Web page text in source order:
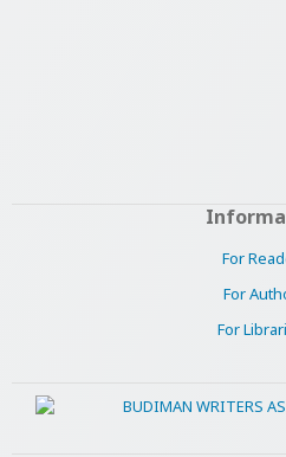
For
For
For
BUDIMAN WRITERS